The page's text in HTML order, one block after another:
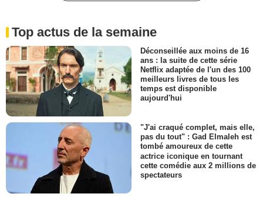
Top actus de la semaine
Déconseillée aux moins de 16
ans : la suite de cette série
Netflix adaptée de l'un des 100
meilleurs livres de tous les
temps est disponible
aujourd'hui
"J'ai craqué complet, mais elle,
pas du tout" : Gad Elmaleh est
tombé amoureux de cette
actrice iconique en tournant
cette comédie aux 2 millions de
spectateurs